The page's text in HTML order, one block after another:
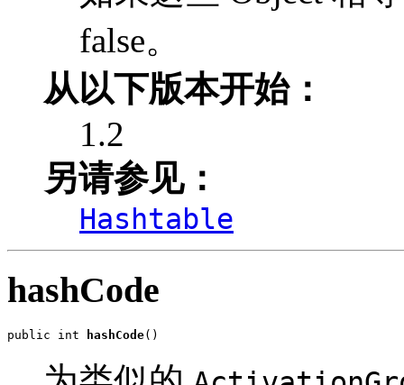
false。
从以下版本开始：
1.2
另请参见：
Hashtable
hashCode
public int hashCode()